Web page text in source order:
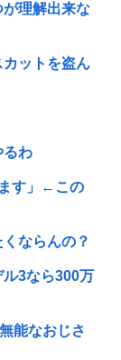
理解出来な
ットを盗ん
るわ
す」←この
ならんの？
3なら300万
能なおじさ